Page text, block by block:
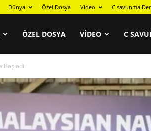
Dünya Özel Dosya Video C savunma
ÖZEL DOSYA VIDEO C
Başladı